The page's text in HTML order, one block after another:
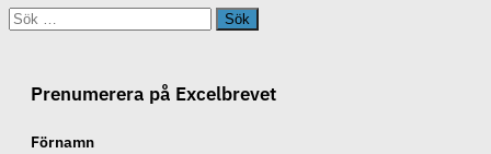
Sök
efter:
Prenumerera på Excelbrevet
Förnamn